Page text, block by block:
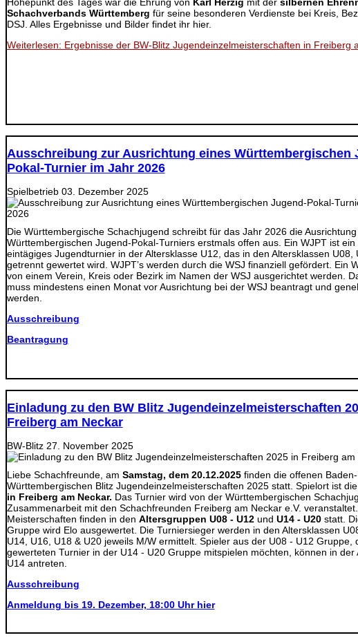
Schachverbands Württemberg für seine besonderen Verdienste bei Kreis,
DSJ. Alles Ergebnisse und Bilder findet ihr hier.
Weiterlesen: Ergebnisse der BW-Blitz Jugendeinzelmeisterschaften in Freiberg
Ausschreibung zur Ausrichtung eines Württembergischen
Pokal-Turnier im Jahr 2026
Spielbetrieb 03. Dezember 2025
Die Württembergische Schachjugend schreibt für das Jahr 2026 die
Württembergischen Jugend-Pokal-Turniers erstmals offen aus. Ein WJPT ist ein
eintägiges Jugendturnier in der Altersklasse U12, das in den Altersklassen U08,
getrennt gewertet wird. WJPT’s werden durch die WSJ finanziell gefördert. Ein
von einem Verein, Kreis oder Bezirk im Namen der WSJ ausgerichtet werden.
muss mindestens einen Monat vor Ausrichtung bei der WSJ beantragt und
werden.
Ausschreibung
Beantragung
Einladung zu den BW Blitz Jugendeinzelmeisterschaften
Freiberg am Neckar
BW-Blitz 27. November 2025
Liebe Schachfreunde, am Samstag, dem 20.12.2025finden die offenen Baden-
Württembergischen Blitz Jugendeinzelmeisterschaften 2025 statt. Spielort ist die
in Freiberg am Neckar. Das Turnier wird von der Württembergischen
Zusammenarbeit mit den Schachfreunden Freiberg am Neckar e.V.
Meisterschaften finden in den Altersgruppen U08 - U12und U14 - U20statt.
Gruppe wird Elo ausgewertet. Die Turniersieger werden in den Altersklassen
U14, U16, U18 & U20 jeweils M/W ermittelt. Spieler aus der U08 - U12 Gruppe,
gewerteten Turnier in der U14 - U20 Gruppe mitspielen möchten, können in der
U14 antreten.
Ausschreibung
Anmeldung bis 19. Dezember, 18:00 Uhr hier